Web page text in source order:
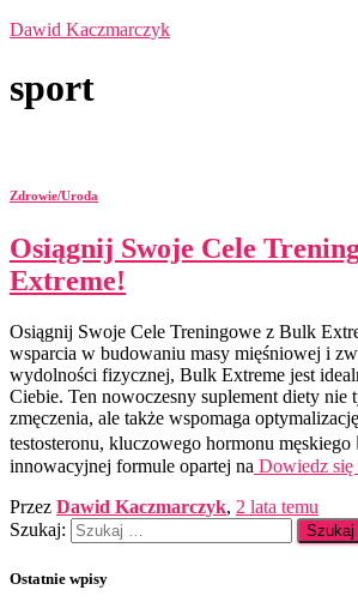
Dawid Kaczmarczyk
sport
Zdrowie/Uroda
Osiągnij Swoje Cele
Extreme!
Osiągnij Swoje Cele Treningowe z Bulk
wsparcia w budowaniu masy mięśniowej i
wydolności fizycznej, Bulk Extreme jest
Ciebie. Ten nowoczesny suplement diety nie
zmęczenia, ale także wspomaga
testosteronu, kluczowego hormonu
innowacyjnej formule opartej na Dowiedz
Przez Dawid Kaczmarczyk, 2 lata temu
Szukaj:
Ostatnie wpisy